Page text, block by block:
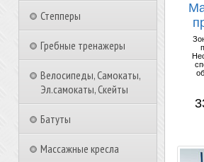
Степперы
Гребные тренажеры
Велосипеды, Самокаты,
Эл.самокаты, Скейты
Батуты
Массажные кресла